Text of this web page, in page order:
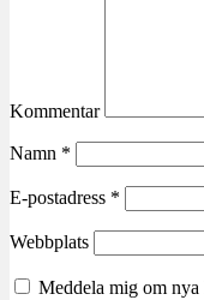
Kommentar
Namn *
E-postadress *
Webbplats
Meddela mig om nya